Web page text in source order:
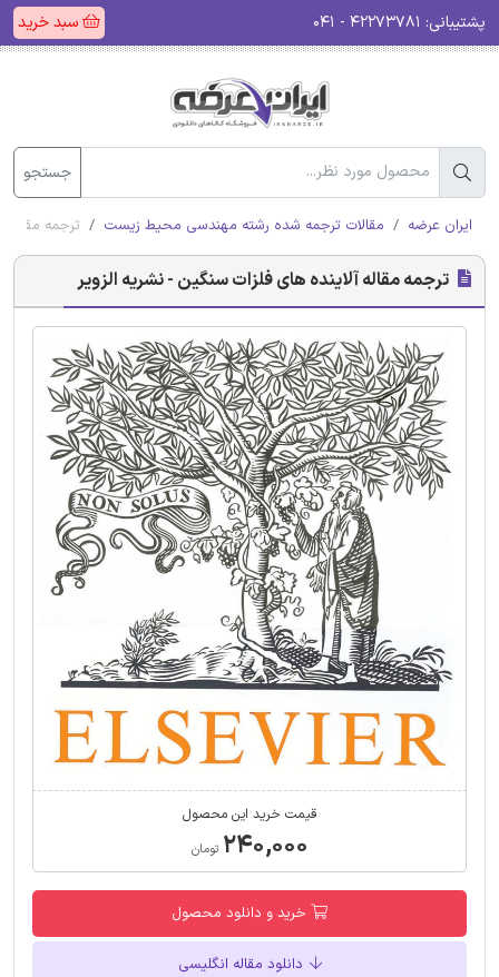
پشتیبانی: سبد خرید
جستجو
ایران عرضه مقالات ترجمه شده رشته مهندسی محیط زیست ترجمه مقاله
ترجمه مقاله آلاینده های فلزات سنگین - نشریه الزویر
قیمت خرید این محصول
۲۴۰,۰۰۰ تومان
خرید و دانلود محصول
دانلود مقاله انگلیسی